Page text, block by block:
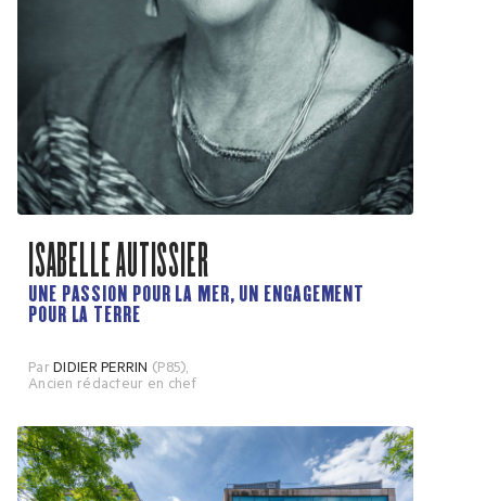
ISABELLE AUTISSIER
UNE PASSION POUR LA MER, UN ENGAGEMENT
POUR LA TERRE
ParDIDIER PERRIN (P85),
Ancien rédacteur en chef